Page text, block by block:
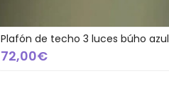
Plafón de techo 3 luces búho azul
72,00€